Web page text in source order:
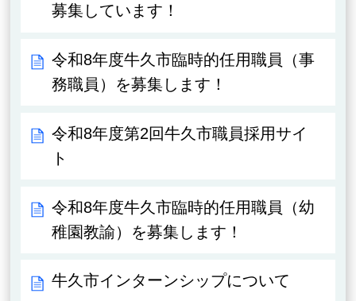
募集しています！
令和8年度牛久市臨時的任用職員（事
務職員）を募集します！
令和8年度第2回牛久市職員採用サイ
ト
令和8年度牛久市臨時的任用職員（幼
稚園教諭）を募集します！
牛久市インターンシップについて